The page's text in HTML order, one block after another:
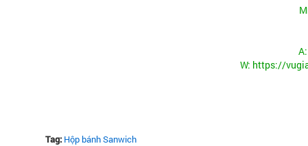
W: https://
Tag: Hộp bánh Sanwich